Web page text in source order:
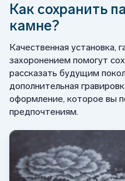
Как сохранить
камне?
Качественная установка,
захоронением помогут
рассказать будущим
дополнительная
оформление, которое вы
предпочтениям.